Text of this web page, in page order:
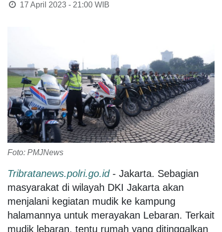
17 April 2023 - 21:00WIB
Foto: PMJNews
Tribratanews.polri.go.id - Jakarta. Sebagian
masyarakat di wilayah DKI Jakarta akan
menjalani kegiatan mudik ke kampung
halamannya untuk merayakan Lebaran. Terkait
mudik lebaran, tentu rumah yang ditinggalkan